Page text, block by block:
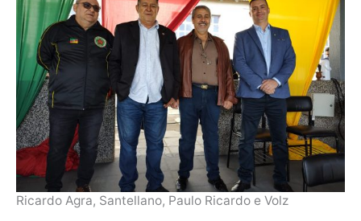
Ricardo Agra, Santellano, Paulo Ricardo e Volz